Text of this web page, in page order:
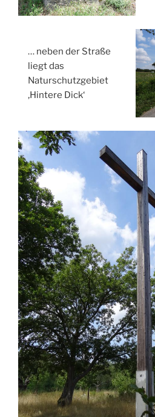
… neben der Straße
liegt das
Naturschutzgebiet
‚Hintere Dick‘